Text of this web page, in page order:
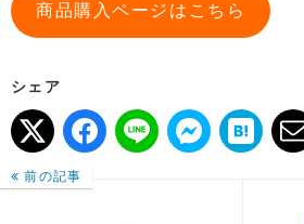
商品購入ページはこちら
シェア
前の記事